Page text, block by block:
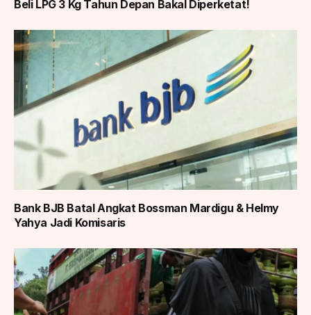
Beli LPG 3 Kg Tahun Depan Bakal Diperketat!
Bank BJB Batal Angkat Bossman Mardigu & Helmy
Yahya Jadi Komisaris